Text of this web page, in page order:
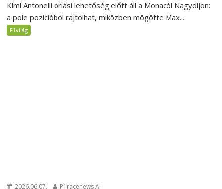
Kimi Antonelli óriási lehetőség előtt áll a Monacói Nagydíjon:
a pole pozícióból rajtolhat, miközben mögötte Max...
F1világ
2026.06.07. P1racenews AI